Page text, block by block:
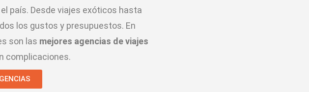
país. Desde viajes exóticos hasta
los gustos y presupuestos. En
son las mejores agencias de viajes
complicaciones.